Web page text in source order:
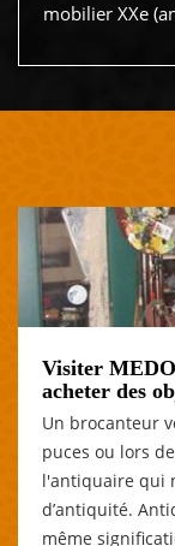
mobilier XXe
Visiter
acheter des
Un brocanteur
puces ou lors
l'antiquaire qui
d’antiquité.
même